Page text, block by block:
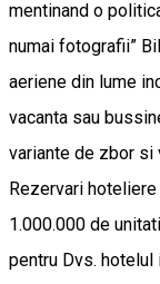
mentinand o
numai fotografii”
aeriene din lume
vacanta sau
variante de zbor si
Rezervari
1.000.000 de
pentru Dvs. hotelul